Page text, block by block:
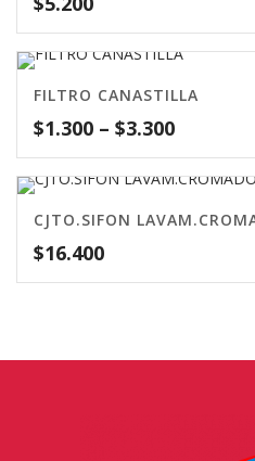
FILTRO CANASTILLA
$1.300 – $3.300
CJTO.SIFON
$16.400